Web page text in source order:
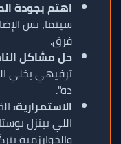
اهتم بجودة
سينما، بس
فرق.
حل مشاكل
ترفيهي يخلي
ده".
الاستمرارية:
اللي بينزل
والخوارزمية